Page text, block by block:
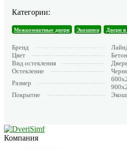
Категории:
Межкомнатные двери Экошпон Двери
Бренд
Цвет
Вид остекления
Остекление
Размер
Покрытие
Компания